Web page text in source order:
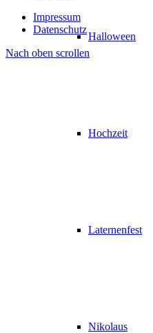
Halloween
Hochzeit
Laternenfest
Nikolaus
Impressum
Datenschutz
Nach oben scrollen